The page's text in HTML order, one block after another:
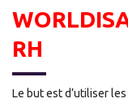
RH
Le but est d’utiliser